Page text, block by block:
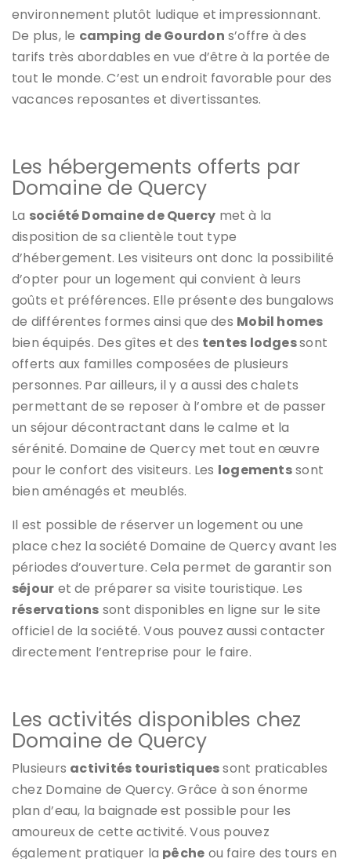
environnement plutôt ludique et impressionnant.
De plus, le camping de Gourdon s’offre à des
tarifs très abordables en vue d’être à la portée de
tout le monde. C’est un endroit favorable pour des
vacances reposantes et divertissantes.
Les hébergements offerts par
Domaine de Quercy
La société Domaine de Quercy met à la
disposition de sa clientèle tout type
d’hébergement. Les visiteurs ont donc la possibilité
d’opter pour un logement qui convient à leurs
goûts et préférences. Elle présente des bungalows
de différentes formes ainsi que des Mobil homes
bien équipés. Des gîtes et des tentes lodgessont
offerts aux familles composées de plusieurs
personnes. Par ailleurs, il y a aussi des chalets
permettant de se reposer à l’ombre et de passer
un séjour décontractant dans le calme et la
sérénité. Domaine de Quercy met tout en œuvre
pour le confort des visiteurs. Les logementssont
bien aménagés et meublés.
Il est possible de réserver un logement ou une
place chez la société Domaine de Quercy avant les
périodes d’ouverture. Cela permet de garantir son
séjour et de préparer sa visite touristique. Les
réservations sont disponibles en ligne sur le site
officiel de la société. Vous pouvez aussi contacter
directement l’entreprise pour le faire.
Les activités disponibles chez
Domaine de Quercy
Plusieurs activités touristiquessont praticables
chez Domaine de Quercy. Grâce à son énorme
plan d’eau, la baignade est possible pour les
amoureux de cette activité. Vous pouvez
également pratiquer la pêche ou faire des tours en